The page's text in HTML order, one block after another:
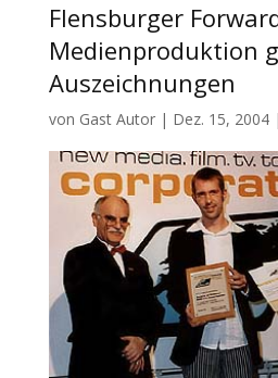
Flensburger
Medienproduktion
Auszeichnungen
von Gast Autor| Dez. 15, 2004|